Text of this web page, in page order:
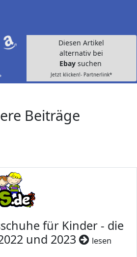
Diesen Artikel
alternativ bei
Ebay suchen
Jetzt klicken!- Partnerlink*
Beiträge
für Kinder - die
und 2023
lesen